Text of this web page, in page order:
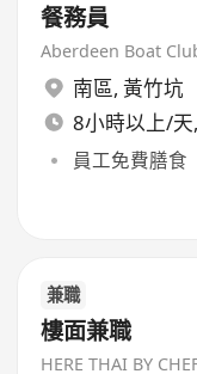
餐務員
Aberdeen Boat
南區, 黃竹坑
8小時以上/
員工免費膳食
兼職
樓面兼職
HERE THAI BY